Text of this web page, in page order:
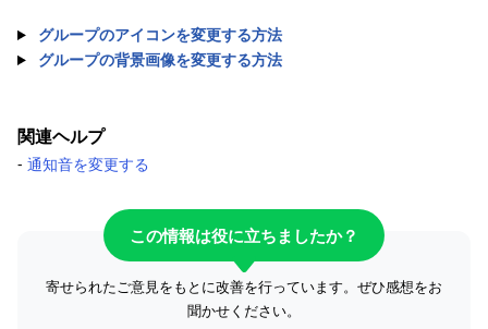
グループのアイコンを変更する方法
グループの背景画像を変更する方法
関連ヘルプ
- 通知音を変更する
この情報は役に立ちましたか？
寄せられたご意見をもとに改善を行っています。ぜひ感想をお
聞かせください。